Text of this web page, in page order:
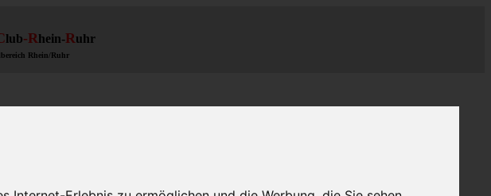
lub-Rhein-Ruhr
Rhein/Ruhr